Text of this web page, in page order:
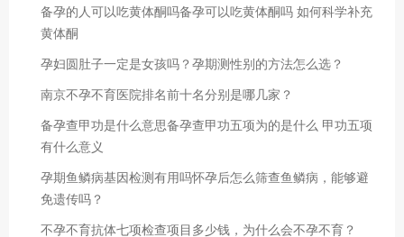
备孕的人可以吃黄体酮吗备孕可以吃黄体酮吗 如何科学补充
黄体酮
孕妇圆肚子一定是女孩吗？孕期测性别的方法怎么选？
南京不孕不育医院排名前十名分别是哪几家？
备孕查甲功是什么意思备孕查甲功五项为的是什么 甲功五项
有什么意义
孕期鱼鳞病基因检测有用吗怀孕后怎么筛查鱼鳞病，能够避
免遗传吗？
不孕不育抗体七项检查项目多少钱，为什么会不孕不育？